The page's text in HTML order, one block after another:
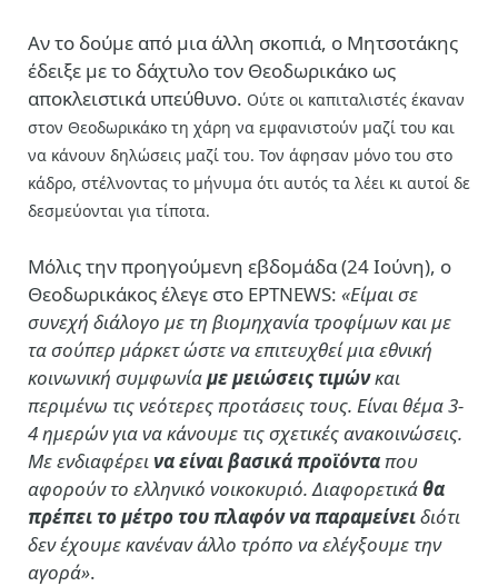
Αν το δούμε από μια άλλη σκοπιά, ο Μητσοτάκης
έδειξε με το δάχτυλο τον Θεοδωρικάκο ως
αποκλειστικά υπεύθυνο. Ούτε οι καπιταλιστές έκαναν
στον Θεοδωρικάκο τη χάρη να εμφανιστούν μαζί του και
να κάνουν δηλώσεις μαζί του. Τον άφησαν μόνο του στο
κάδρο, στέλνοντας το μήνυμα ότι αυτός τα λέει κι αυτοί δε
δεσμεύονται για τίποτα.
Μόλις την προηγούμενη εβδομάδα (24 Ιούνη), ο
Θεοδωρικάκος έλεγε στο EΡTNEWS: «Είμαι σε
συνεχή διάλογο με τη βιομηχανία τροφίμων και με
τα σούπερ μάρκετ ώστε να επιτευχθεί μια εθνική
κοινωνική συμφωνίαμε μειώσεις τιμώνκαι
περιμένω τις νεότερες προτάσεις τους. Είναι θέμα 3-
4 ημερών για να κάνουμε τις σχετικές ανακοινώσεις.
Με ενδιαφέρει να είναι βασικά προϊόντα που
αφορούν το ελληνικό νοικοκυριό. Διαφορετικάθα
πρέπει το μέτρο του πλαφόν να παραμείνειδιότι
δεν έχουμε κανέναν άλλο τρόπο να ελέγξουμε την
αγορά».